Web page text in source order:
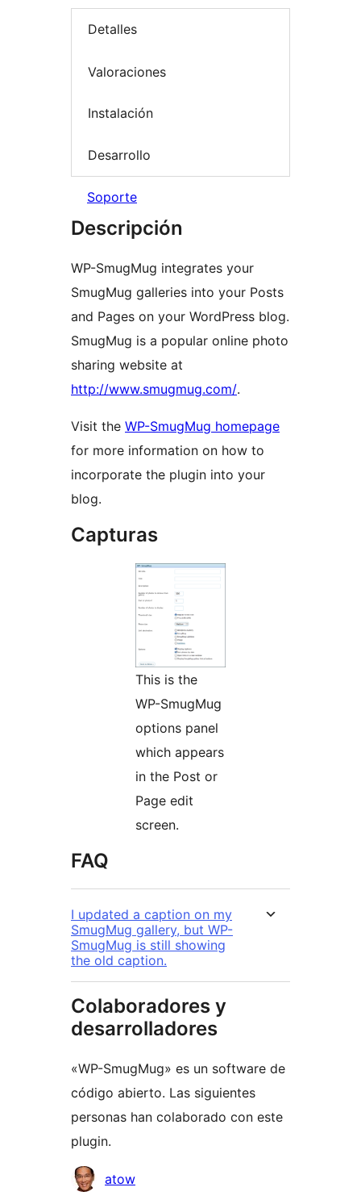
Detalles
Valoraciones
Instalación
Desarrollo
Soporte
Descripción
WP-SmugMug integrates your
SmugMug galleries into your Posts
and Pages on your WordPress blog.
SmugMug is a popular online photo
sharing website at
http://www.smugmug.com/.
Visit the WP-SmugMug homepage
for more information on how to
incorporate the plugin into your
blog.
Capturas
This is the
WP-SmugMug
options panel
which appears
in the Post or
Page edit
screen.
FAQ
I updated a caption on my
SmugMug gallery, but WP-
SmugMug is still showing
the old caption.
Colaboradores y
desarrolladores
«WP-SmugMug» es un software de
código abierto. Las siguientes
personas han colaborado con este
plugin.
Colaboradores
atow